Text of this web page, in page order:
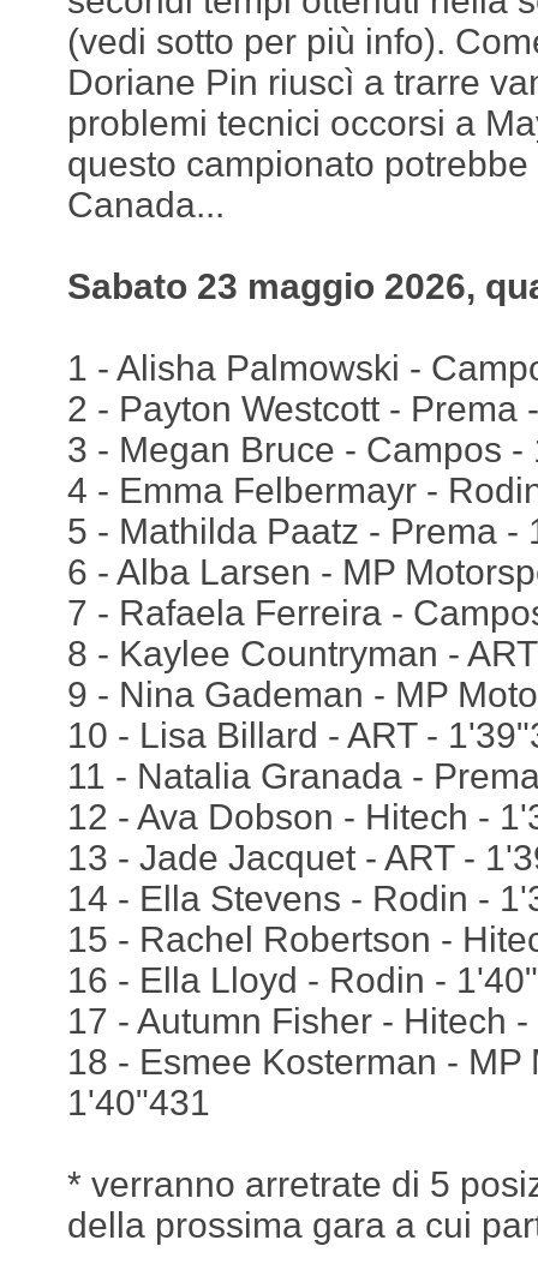
(vedi sotto per più info).
Doriane Pin riuscì a trarre
problemi tecnici occorsi a
questo campionato
Canada...
Sabato 23 maggio 2026,
1 - Alisha Palmowski -
2 - Payton Westcott - Prema
3 - Megan Bruce - Campos -
4 - Emma Felbermayr -
5 - Mathilda Paatz - Prema -
6 - Alba Larsen - MP
7 - Rafaela Ferreira -
8 - Kaylee Countryman -
9 - Nina Gademan - MP
10 - Lisa Billard - ART -
11 - Natalia Granada -
12 - Ava Dobson - Hitech -
13 - Jade Jacquet - ART -
14 - Ella Stevens - Rodin -
15 - Rachel Robertson -
16 - Ella Lloyd - Rodin -
17 - Autumn Fisher - Hitech
18 - Esmee Kosterman - MP
1'40"431
* verranno arretrate di 5
della prossima gara a cui